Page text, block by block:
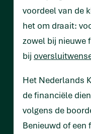
voordeel van de
het om draait:
zowel bij nieuwe
bij
Het Nederlands
de financiële
volgens de
Benieuwd of